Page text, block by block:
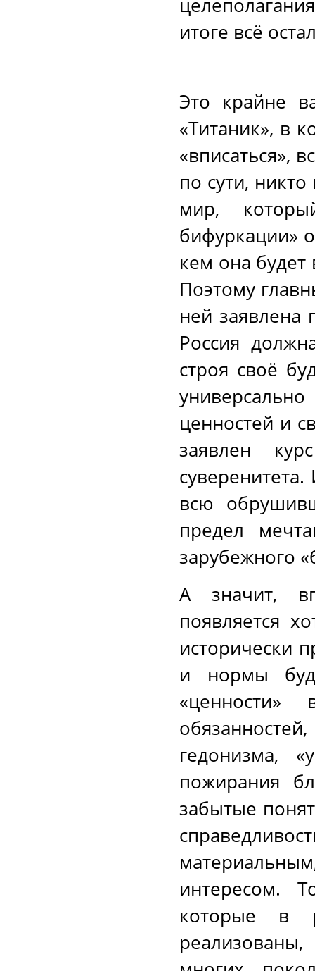
итоге всё
Это крайне
«Титаник», в
«вписаться»,
по сути,
мир,
бифуркации»
кем она
Поэтому
ней заявлена
Россия
строя своё
ценностей и
заявлен
всю
предел
зарубежного
А значит,
появляется
исторически
и нормы
гедонизма,
пожирания
забытые
интересом.
которые в